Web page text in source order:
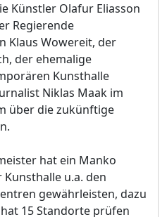
Künstler Olafur Eliasson
Regierende
Klaus Wowereit, der
der ehemalige
Kunsthalle
Niklas Maak im
über die zukünftige
hat ein Manko
u.a. den
gewährleisten, dazu
15 Standorte prüfen